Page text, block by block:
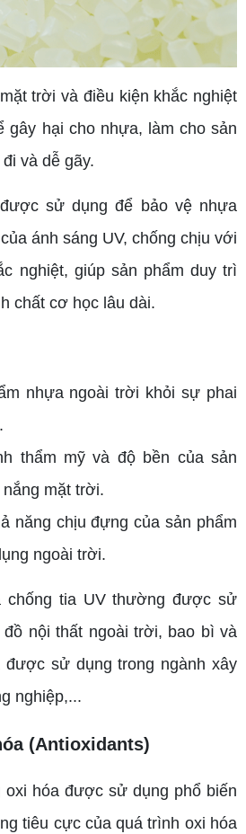
trời và điều kiện khắc nghiệt
gây hại cho nhựa, làm cho sản
và dễ gãy.
sử dụng để bảo vệ nhựa
ánh sáng UV, chống chịu với
nghiệt, giúp sản phẩm duy trì
chất cơ học lâu dài.
nhựa ngoài trời khỏi sự phai
thẩm mỹ và độ bền của sản
mặt trời.
năng chịu đựng của sản phẩm
ngoài trời.
chống tia UV thường được sử
nội thất ngoài trời, bao bì và
được sử dụng trong ngành xây
nghiệp,...
(Antioxidants)
oxi hóa được sử dụng phổ biến
tiêu cực của quá trình oxi hóa